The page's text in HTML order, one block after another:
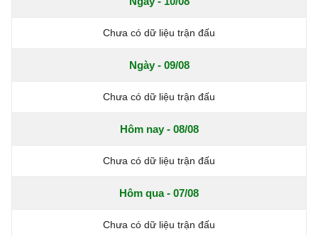
Chưa có dữ liệu trận đấu
Ngày - 09/08
Chưa có dữ liệu trận đấu
Hôm nay - 08/08
Chưa có dữ liệu trận đấu
Hôm qua - 07/08
Chưa có dữ liệu trận đấu